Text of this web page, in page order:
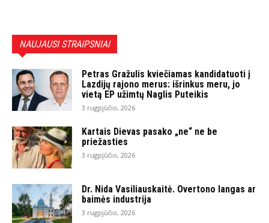
NAUJAUSI STRAIPSNIAI
Petras Gražulis kviečiamas kandidatuoti į
Lazdijų rajono merus: išrinkus meru, jo
vietą EP užimtų Naglis Puteikis
3 rugpjūčio, 2026
Kartais Dievas pasako „ne“ ne be
priežasties
3 rugpjūčio, 2026
Dr. Nida Vasiliauskaitė. Overtono langas ar
baimės industrija
3 rugpjūčio, 2026